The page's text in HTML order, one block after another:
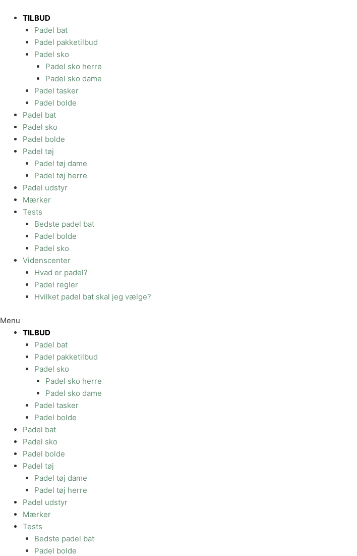
indholdet
TILBUD
Padel bat
Padel pakketilbud
Padel sko
Padel sko herre
Padel sko dame
Padel tasker
Padel bolde
Padel bat
Padel sko
Padel bolde
Padel tøj
Padel tøj dame
Padel tøj herre
Padel udstyr
Mærker
Tests
Bedste padel bat
Padel bolde
Padel sko
Videnscenter
Hvad er padel?
Padel regler
Hvilket padel bat skal jeg vælge?
Menu
TILBUD
Padel bat
Padel pakketilbud
Padel sko
Padel sko herre
Padel sko dame
Padel tasker
Padel bolde
Padel bat
Padel sko
Padel bolde
Padel tøj
Padel tøj dame
Padel tøj herre
Padel udstyr
Mærker
Tests
Bedste padel bat
Padel bolde